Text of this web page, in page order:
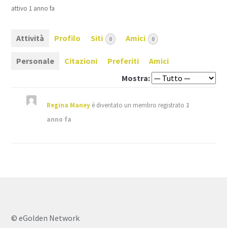
attivo 1 anno fa
Attività Profilo Siti 0 Amici 0
Personale Citazioni Preferiti
Amici
Mostra:
Regina Maney è diventato un membro registrato 1
anno fa
© eGolden Network